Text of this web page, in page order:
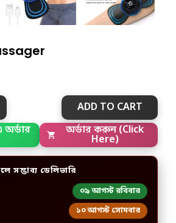
ADD TO CART
অর্ডার করুন (Click
Here)
সম্ভাব্য ডেলিভারি
০৯ আগস্ট রবিবার
১০ আগস্ট সোমবার